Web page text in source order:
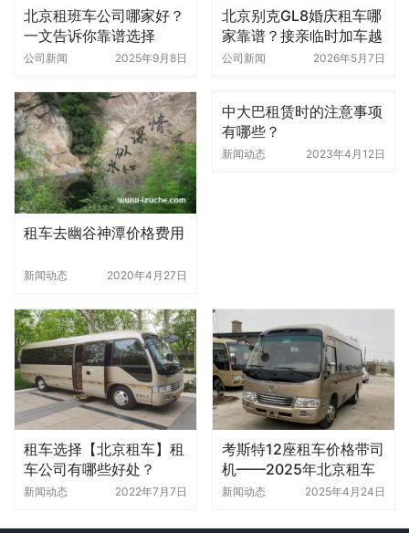
北京租班车公司哪家好？
一文告诉你靠谱选择
公司新闻 2025年9月8日
北京别克GL8婚庆租车哪
家靠谱？接亲临时加车越
来越多人选择北京分众租
公司新闻 2026年5月7日
租车去幽谷神潭价格费用
新闻动态 2020年4月27日
中大巴租赁时的注意事项
有哪些？
新闻动态 2023年4月12日
租车选择【北京租车】租
车公司有哪些好处？
新闻动态 2022年7月7日
考斯特12座租车价格带司
机——2025年北京租车
市场详解
新闻动态 2025年4月24日